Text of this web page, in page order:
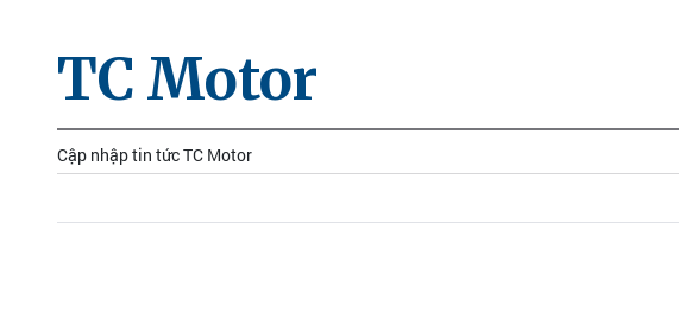
TC Motor
Cập nhập tin tức TC Motor